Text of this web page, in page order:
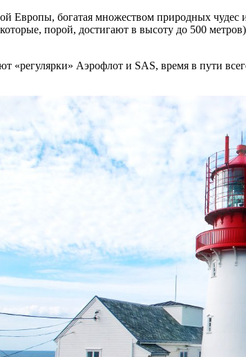
Европы, богатая множеством природных
порой, достигают в высоту до 500
«регулярки» Аэрофлот и SAS, время в пути